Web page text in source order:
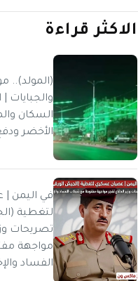
الاكثر قراءة
(المولد)..
والجبايات |
السكان
الأخضر
في اليمن
لتغطية
تصريحات
مواجهة
الفساد